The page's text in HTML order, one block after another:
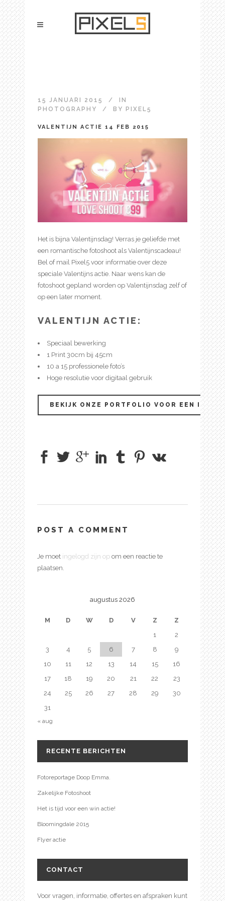
15 JANUARI 2015
IN
PHOTOGRAPHY
BY PIXEL5
VALENTIJN ACTIE 14 FEB 2015
Het is bijna Valentijnsdag! Verras je geliefde met
een romantische fotoshoot als Valentijnscadeau!
Bel of mail Pixel5 voor informatie over deze
speciale Valentijns actie. Naar wens kan de
fotoshoot gepland worden op Valentijnsdag zelf of
op een later moment.
VALENTIJN ACTIE:
Speciaal bewerking
1 Print 30cm bij 45cm
10 a 15 professionele foto’s
Hoge resolutie voor digitaal gebruik
BEKIJK ONZE PORTFOLIO VOOR EEN
POST A COMMENT
Je moet ingelogd zijn op om een reactie te
plaatsen.
augustus 2026
M D W D V Z
Z
1
2
3
4 5 6 7 8
9
10
11 12 13 14 15
16
17
18 19 20 21 22
23
24
25 26 27 28 29
30
31
« aug
RECENTE BERICHTEN
Fotoreportage Doop Emma.
Zakelijke Fotoshoot
Het is tijd voor een win actie!
Bloomingdale 2015
Flyer actie
CONTACT
Voor vragen, informatie, offertes en afspraken kunt